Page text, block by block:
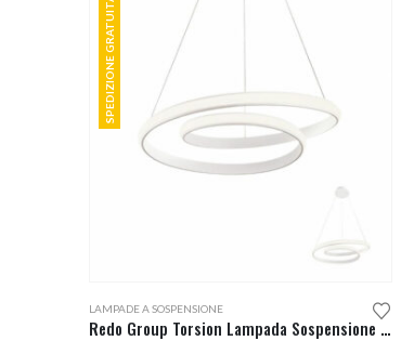
SPEDIZIONE GRATUITA
LAMPADE A SOSPENSIONE
Redo Group Torsion Lampada Sospensione LED 55